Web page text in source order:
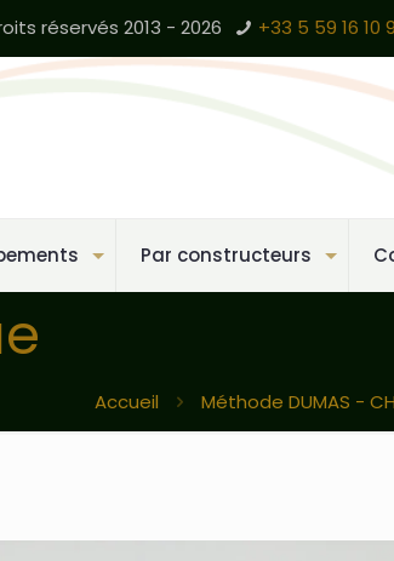
réservés 2013 - 2026 +33 5 59 16 10
Par constructeurs
Accueil Méthode DUMAS -